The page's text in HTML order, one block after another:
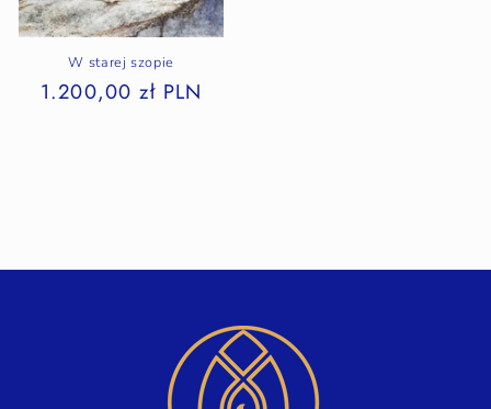
W starej szopie
1.200,00 zł PLN